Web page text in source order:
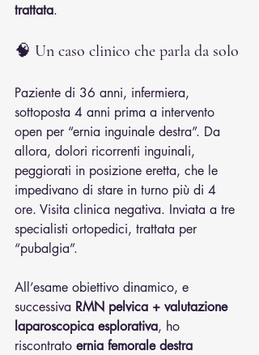
trattata.
🧠 Un caso clinico che parla da solo
Paziente di 36 anni, infermiera,
sottoposta 4 anni prima a intervento
open per “ernia inguinale destra”. Da
allora, dolori ricorrenti inguinali,
peggiorati in posizione eretta, che le
impedivano di stare in turno più di 4
ore. Visita clinica negativa. Inviata a tre
specialisti ortopedici, trattata per
“pubalgia”.
All’esame obiettivo dinamico, e
successiva RMN pelvica + valutazione
laparoscopica esplorativa, ho
riscontrato ernia femorale destra